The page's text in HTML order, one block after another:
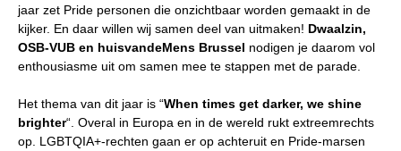
jaar zet Pride personen die onzichtbaar worden gemaakt in de
kijker. En daar willen wij samen deel van uitmaken! Dwaalzin,
OSB-VUB en huisvandeMens Brussel nodigen je daarom vol
enthousiasme uit om samen mee te stappen met de parade.
Het thema van dit jaar is “When times get darker, we shine
brighter“. Overal in Europa en in de wereld rukt extreemrechts
op. LGBTQIA+-rechten gaan er op achteruit en Pride-marsen